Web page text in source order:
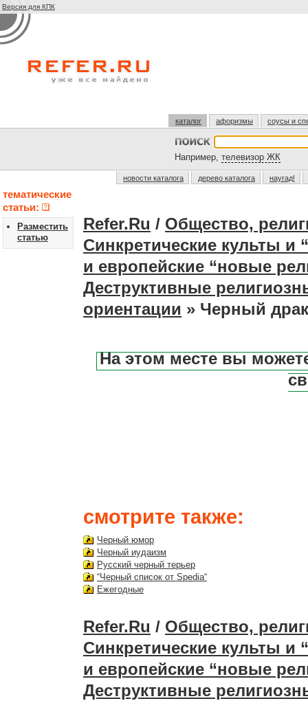
Версия для КПК
каталог афоризмы соусы и
Например, телевизор ЖК
новости каталога дерево каталога наугад!
тематические
статьи:
Разместить
статью
Refer.Ru / Общество,
Синкретические культы и
и европейские “новые
Деструктивные
ориентации » Черный
На этом месте вы
смотрите также:
Черный юмор
Черный иудаизм
Русский черный терьер
“Черный список от Spedia“
Ежегодные
Refer.Ru / Общество,
Синкретические культы и
и европейские “новые
Деструктивные